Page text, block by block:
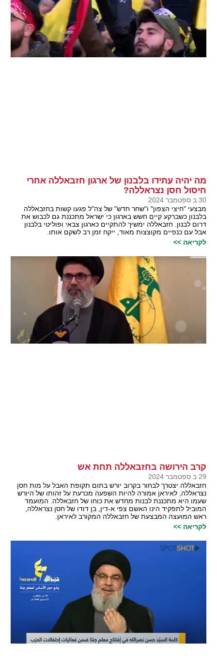
מה יהיה עתידו בלבנון של ארגון חזבאללה אחרי
חיסול חסן נצראללה?
30 ב ספטמבר 2024
מבצעי "חיצי הצפון" ו"שחר חדש" של צה"ל פגעו קשות בחזבאללה
בלבנון כשברקע קיים חשש בארגון כי ישראל מתכננת גם לכבוש את
דרום לבנון. חזבאללה ימשיך להתקיים כארגון צבאי ופוליטי בלבנון
אבל עם כנפיים מקוצצות מאוד, ייקח זמן רב לשקם אותו.
לקריאה >>
קרב הירושה בחזבאללה תחת אש
29 ב ספטמבר 2024
חזבאללה יצטרך לבחור בקרוב יורש בתום תקופת האבל על מות חסן
נצראללה, לאיראן אמורה להיות השפעה מכרעת על זהותו של היורש
שעמו היא מתכננת לבנות מחדש את כוחו של חזבאללה. המועמד
המוביל לתפקיד הינו האשם צפי א-דין, בן דודו של חסן נצראללה,
ראש המועצה המבצעת של חזבאללה המקורב לאיראן.
לקריאה >>